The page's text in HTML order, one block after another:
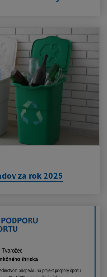
za rok 2025